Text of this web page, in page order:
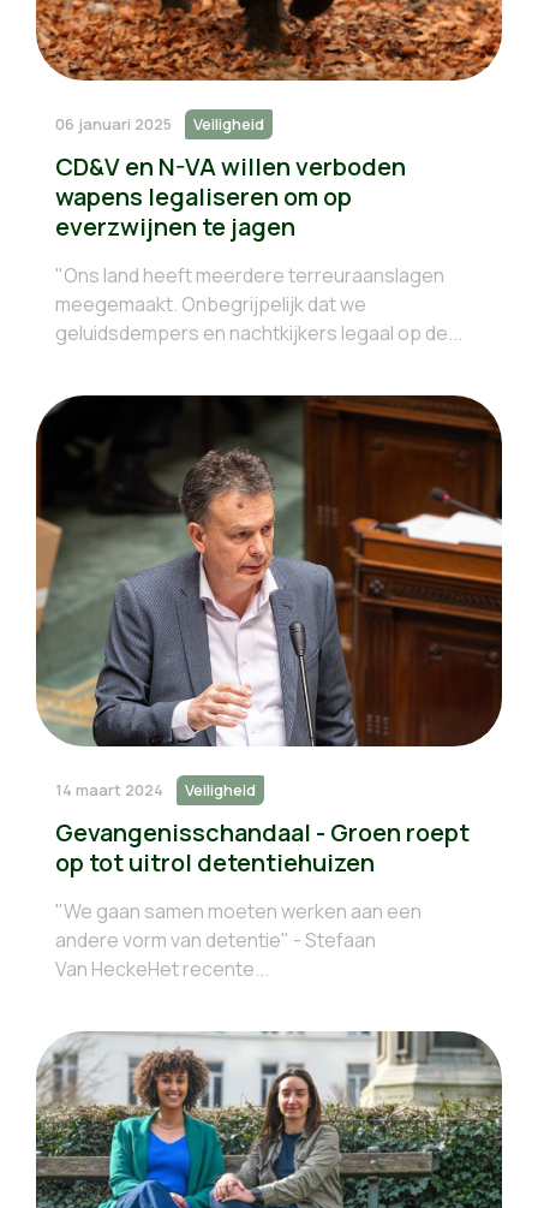
06 januari 2025 Veiligheid
CD&V en N-VA willen verboden
wapens legaliseren om op
everzwijnen te jagen
"Ons land heeft meerdere terreuraanslagen
meegemaakt. Onbegrijpelijk dat we
geluidsdempers en nachtkijkers legaal op de...
14 maart 2024 Veiligheid
Gevangenisschandaal - Groen roept
op tot uitrol detentiehuizen
"We gaan samen moeten werken aan een
andere vorm van detentie" - Stefaan
Van HeckeHet recente...